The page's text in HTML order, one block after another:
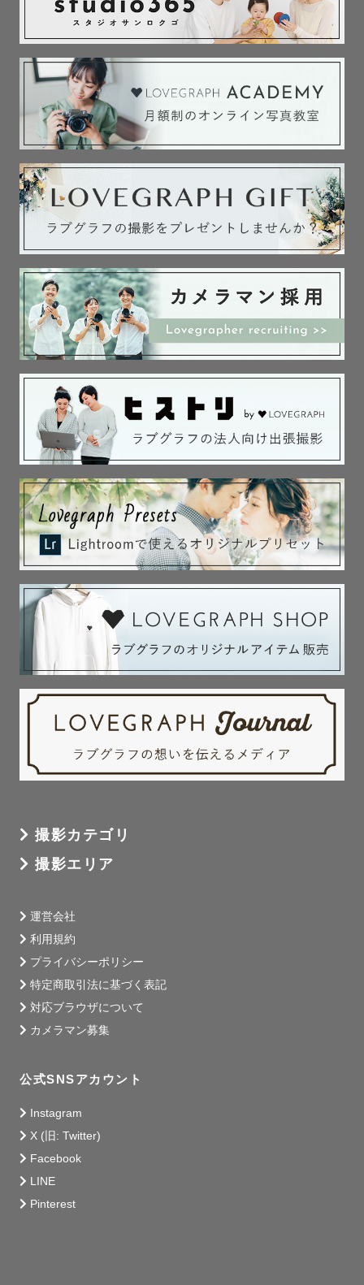
撮影カテゴリ
撮影エリア
運営会社
利用規約
プライバシーポリシー
特定商取引法に基づく表記
対応ブラウザについて
カメラマン募集
公式SNSアカウント
Instagram
X (旧: Twitter)
Facebook
LINE
Pinterest